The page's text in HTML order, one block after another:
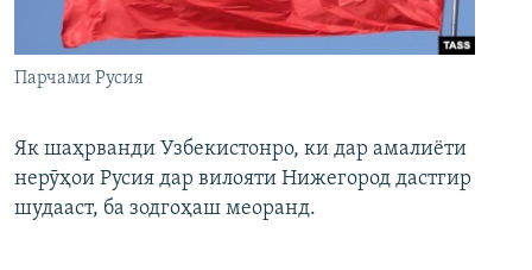
Парчами Русия
Як шаҳрванди Узбекистонро, ки дар амалиёти
нерӯҳои Русия дар вилояти Нижегород дастгир
шудааст, ба зодгоҳаш меоранд.